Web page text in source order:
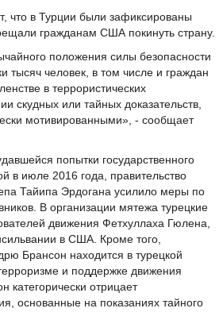
что в Турции были зафиксированы
гражданам США покинуть страну.
положения силы безопасности
тысяч человек, в том числе и граждан
в террористических
скудных или тайных доказательств,
мотивированными», - сообщает
попытки государственного
в июле 2016 года, правительство
Тайипа Эрдогана усилило меры по
В организации мятежа турецкие
движения Фетхуллаха Гюлена,
в США. Кроме того,
Брансон находится в турецкой
и поддержке движения
категорически отрицает
основанные на показаниях тайного